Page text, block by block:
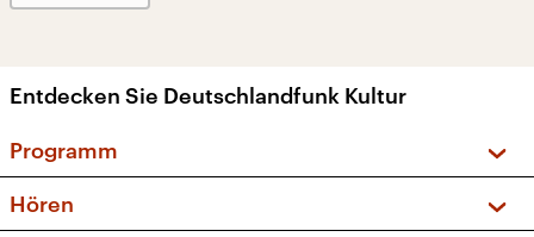
Entdecken Sie Deutschlandfunk Kultur
Programm
Hören